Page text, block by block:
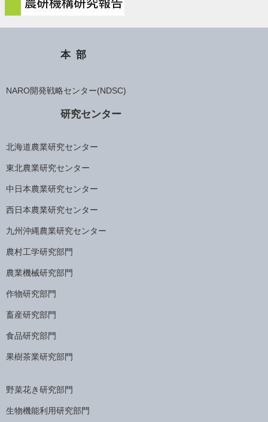
本部
NARO開発戦略センター(NDSC)
研究センター
北海道農業研究センター
東北農業研究センター
中日本農業研究センター
西日本農業研究センター
九州沖縄農業研究センター
農村工学研究部門
農業機械研究部門
作物研究部門
畜産研究部門
食品研究部門
果樹茶業研究部門
野菜花き研究部門
生物機能利用研究部門